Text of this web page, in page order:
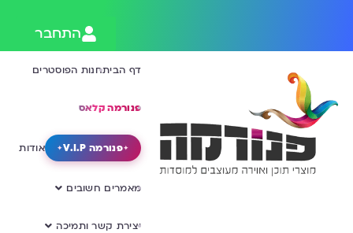
התחבר
דף הביתחנות הפוסטרים
פנורמה קלאס
פנורמה V.I.P אודות
מאמרים חשובים
יצירת קשר ותמיכה